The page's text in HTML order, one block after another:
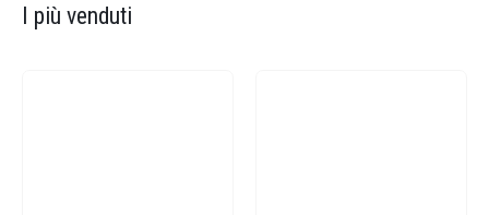
I più venduti